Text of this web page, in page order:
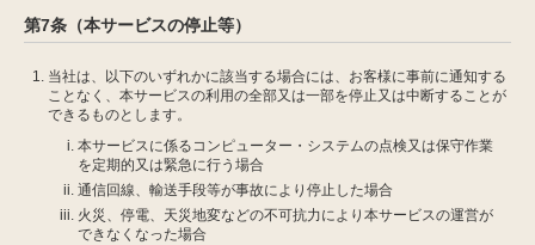
第7条（本サービスの停止等）
当社は、以下のいずれかに該当する場合には、お客様に事前に通知する
ことなく、本サービスの利用の全部又は一部を停止又は中断することが
できるものとします。
本サービスに係るコンピューター・システムの点検又は保守作業
を定期的又は緊急に行う場合
通信回線、輸送手段等が事故により停止した場合
火災、停電、天災地変などの不可抗力により本サービスの運営が
できなくなった場合